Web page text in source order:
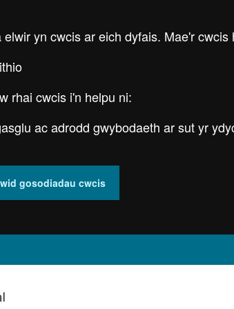
yn cwcis ar eich dyfais. Mae'r cwcis
rhai cwcis i'n helpu ni:
ac adrodd gwybodaeth ar sut yr
gosodiadau cwcis